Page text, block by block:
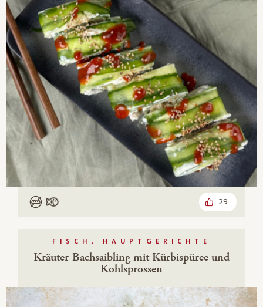
Low Carb
Mit Fisch 29
FISCH, HAUPTGERICHTE
Kräuter-Bachsaibling mit Kürbispüree und
Kohlsprossen